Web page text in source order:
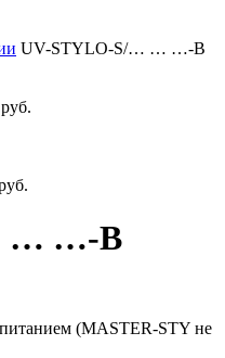
UV-STYLO-S/… … …-B
… …-B
(MASTER-STY не